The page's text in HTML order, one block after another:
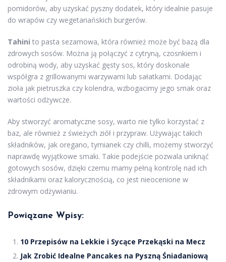
pomidorów, aby uzyskać pyszny dodatek, który idealnie pasuje
do wrapów czy wegetariańskich burgerów.
Tahini to pasta sezamowa, która również może być bazą dla
zdrowych sosów. Można ją połączyć z cytryną, czosnkiem i
odrobiną wody, aby uzyskać gęsty sos, który doskonale
współgra z grillowanymi warzywami lub sałatkami. Dodając
zioła jak pietruszka czy kolendra, wzbogacimy jego smak oraz
wartości odżywcze.
Aby stworzyć aromatyczne sosy, warto nie tylko korzystać z
baz, ale również z świeżych ziół i przypraw. Używając takich
składników, jak oregano, tymianek czy chilli, możemy stworzyć
naprawdę wyjątkowe smaki. Takie podejście pozwala uniknąć
gotowych sosów, dzięki czemu mamy pełną kontrolę nad ich
składnikami oraz kalorycznością, co jest nieocenione w
zdrowym odżywianiu.
Powiązane Wpisy:
10 Przepisów na Lekkie i Sycące Przekąski na Mecz
Jak Zrobić Idealne Pancakes na Pyszną Śniadaniową